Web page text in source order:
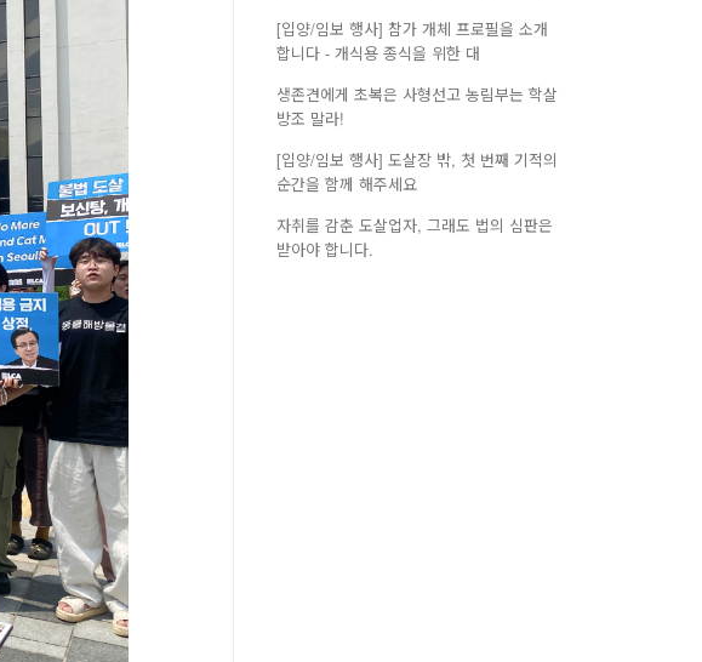
[입양/임보 행사] 참가 개체 프로필을 소개
합니다 - 개식용 종식을 위한 대
생존견에게 초복은 사형선고 농림부는 학살
방조 말라!
[입양/임보 행사] 도살장 밖, 첫 번째 기적의
순간을 함께 해주세요
자취를 감춘 도살업자, 그래도 법의 심판은
받아야 합니다.